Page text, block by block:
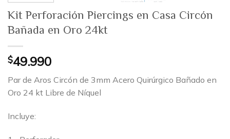
Kit Perforación Piercings en Casa Circón
Bañada en Oro 24kt
$49.990
Par de Aros Circón de 3mm Acero Quirúrgico Bañado en
Oro 24 kt Libre de Níquel
Incluye: